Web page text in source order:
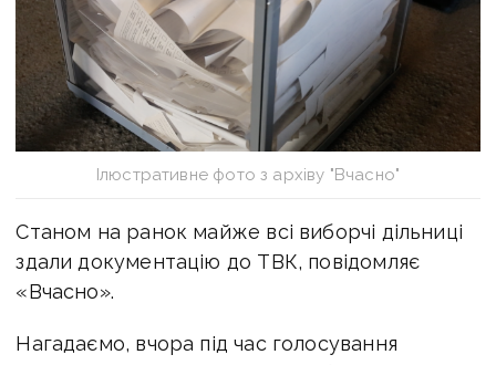
Ілюстративне фото з архіву "Вчасно"
Станом на ранок майже всі виборчі дільниці
здали документацію до ТВК, повідомляє
«Вчасно».
Нагадаємо, вчора під час голосування